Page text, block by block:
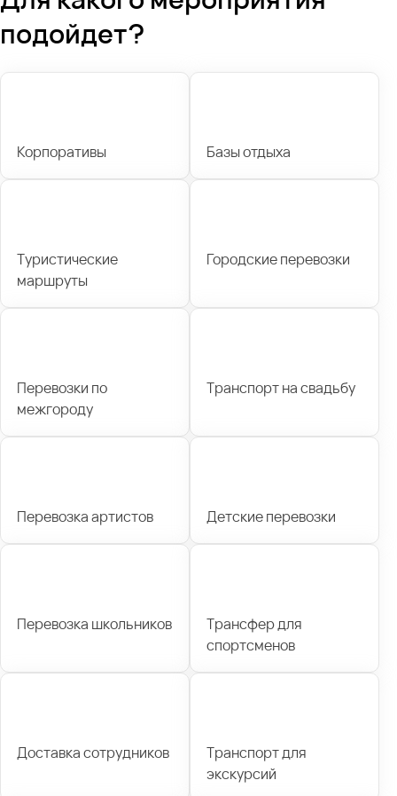
подойдет?
Корпоративы Базы отдыха
Туристические
маршруты
Городские перевозки
Перевозки по
межгороду
Транспорт на свадьбу
Перевозка артистов Детские перевозки
Перевозка школьников
Трансфер для
спортсменов
Доставка сотрудников
Транспорт для
экскурсий